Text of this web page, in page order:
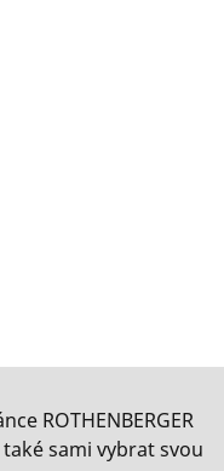
ROTHENBERGER
sami vybrat svou